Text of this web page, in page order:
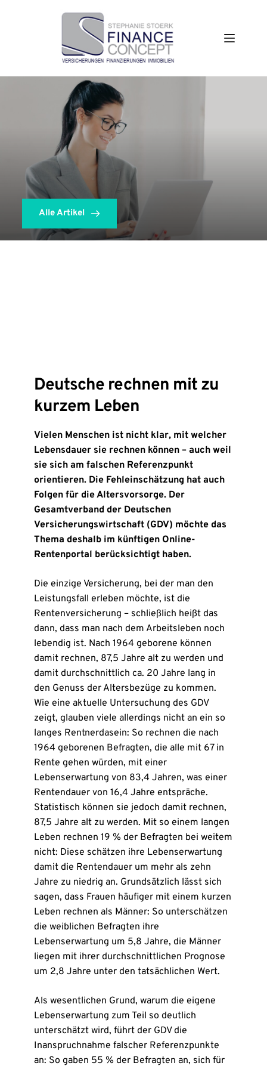
Alle Artikel
Deutsche rechnen mit zu
kurzem Leben
Vielen Menschen ist nicht klar, mit welcher
Lebensdauer sie rechnen können – auch weil
sie sich am falschen Referenzpunkt
orientieren. Die Fehleinschätzung hat auch
Folgen für die Altersvorsorge. Der
Gesamtverband der Deutschen
Versicherungswirtschaft (GDV) möchte das
Thema deshalb im künftigen Online-
Rentenportal berücksichtigt haben.
Die einzige Versicherung, bei der man den
Leistungsfall erleben möchte, ist die
Rentenversicherung – schließlich heißt das
dann, dass man nach dem Arbeitsleben noch
lebendig ist. Nach 1964 geborene können
damit rechnen, 87,5 Jahre alt zu werden und
damit durchschnittlich ca. 20 Jahre lang in
den Genuss der Altersbezüge zu kommen.
Wie eine aktuelle Untersuchung des GDV
zeigt, glauben viele allerdings nicht an ein so
langes Rentnerdasein: So rechnen die nach
1964 geborenen Befragten, die alle mit 67 in
Rente gehen würden, mit einer
Lebenserwartung von 83,4 Jahren, was einer
Rentendauer von 16,4 Jahre entspräche.
Statistisch können sie jedoch damit rechnen,
87,5 Jahre alt zu werden. Mit so einem langen
Leben rechnen 19 % der Befragten bei weitem
nicht: Diese schätzen ihre Lebenserwartung
damit die Rentendauer um mehr als zehn
Jahre zu niedrig an. Grundsätzlich lässt sich
sagen, dass Frauen häufiger mit einem kurzen
Leben rechnen als Männer: So unterschätzen
die weiblichen Befragten ihre
Lebenserwartung um 5,8 Jahre, die Männer
liegen mit ihrer durchschnittlichen Prognose
um 2,8 Jahre unter den tatsächlichen Wert.
Als wesentlichen Grund, warum die eigene
Lebenserwartung zum Teil so deutlich
unterschätzt wird, führt der GDV die
Inanspruchnahme falscher Referenzpunkte
an: So gaben 55 % der Befragten an, sich für